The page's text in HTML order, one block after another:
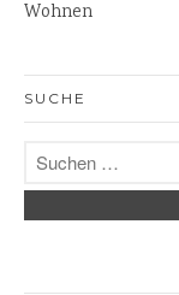
Wohnen
SUCHE